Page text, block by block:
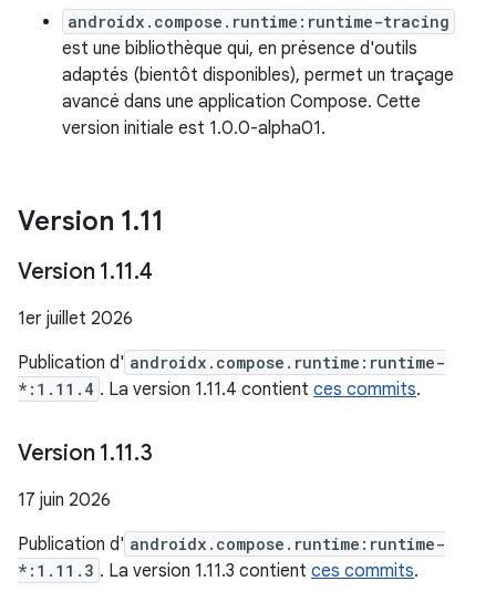
androidx.compose.runtime:runtime-tracing
est une bibliothèque qui, en présence d'outils
adaptés (bientôt disponibles), permet un traçage
avancé dans une application Compose. Cette
version initiale est 1.0.0-alpha01.
Version 1.11
Version 1.11.4
1er juillet 2026
Publication d' androidx.compose.runtime:runtime-
*:1.11.4 . La version 1.11.4 contient ces commits.
Version 1.11.3
17 juin 2026
Publication d' androidx.compose.runtime:runtime-
*:1.11.3 . La version 1.11.3 contient ces commits.